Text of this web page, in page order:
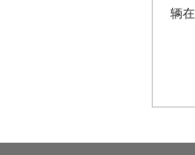
辆